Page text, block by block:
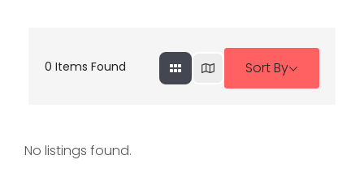
0 Items Found Sort By
No listings found.